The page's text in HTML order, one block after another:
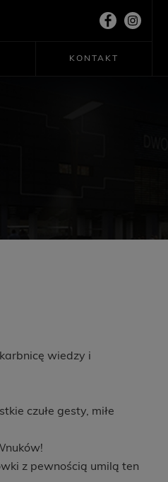
KONTAKT
wiedzy i
czułe gesty, miłe
z pewnością umilą ten